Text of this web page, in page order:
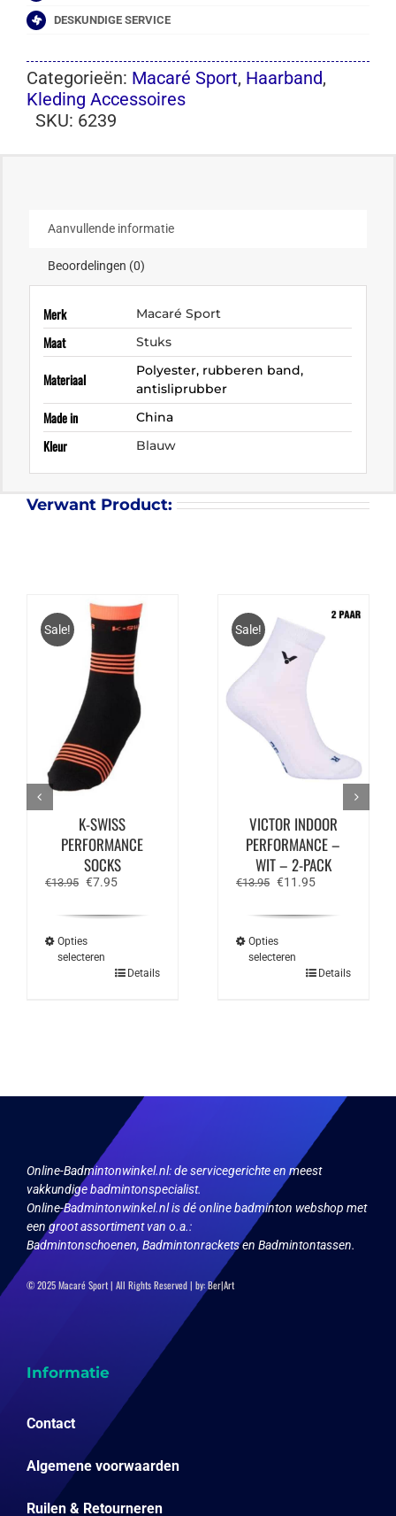
DESKUNDIGE SERVICE
Categorieën: Macaré Sport, Haarband,
Kleding Accessoires
SKU: 6239
Aanvullende informatie
Beoordelingen (0)
Merk Macaré Sport
Maat Stuks
Materiaal
Polyester, rubberen band,
antisliprubber
Made in China
Kleur Blauw
Verwant Product:
Sale!
K-SWISS
PERFORMANCE
SOCKS
€13.95 Oorspronkelijke
€7.95Huidige
Opties
selecteren
Dit
worden
productpagina
Details
Sale!
VICTOR INDOOR
PERFORMANCE –
WIT – 2-PACK
€13.95 Oorspronkelijke
€11.95Huidige
Opties
selecteren
Dit
worden
productpagina
Details
Online-Badmintonwinkel.nl:de servicegerichte en meest
vakkundige badmintonspecialist.
Online-Badmintonwinkel.nl is dé online badminton webshop met
een groot assortiment van o.a.:
Badmintonschoenen, Badmintonrackets en Badmintontassen.
© 2025 Macaré Sport | All Rights Reserved | by:Ber|Art
Informatie
Contact
Algemene voorwaarden
Ruilen & Retourneren